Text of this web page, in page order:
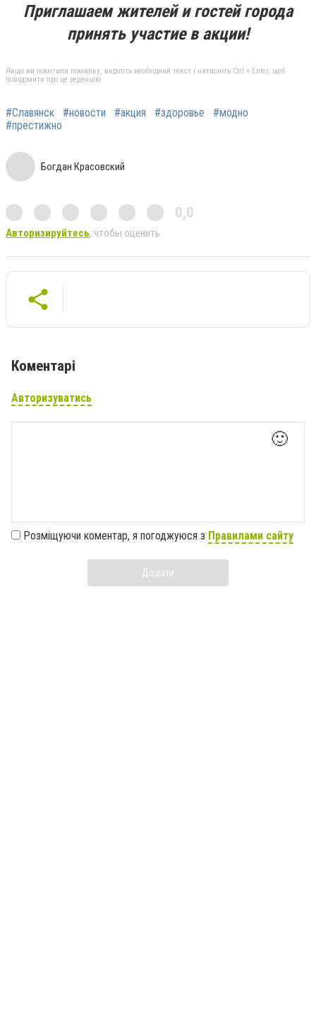
Приглашаем жителей и гостей города
принять участие в акции!
Якщо ви помітили помилку, виділіть необхідний текст і натисніть Ctrl + Enter, щоб
повідомити про це редакцію
#Славянск #новости #акция #здоровье
#модно
#престижно
Богдан Красовский
0,0
Авторизируйтесь, чтобы оценить
Коментарі
Авторизуватись
🙂
Розміщуючи коментар, я погоджуюся з Правилами сайту
Додати